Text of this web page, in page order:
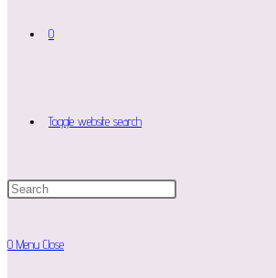
0
Toggle website search
0 Menu Close